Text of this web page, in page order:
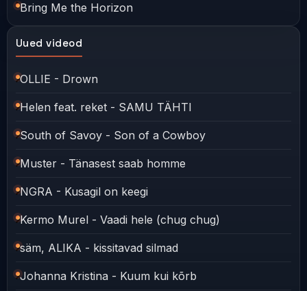
Bring Me the Horizon
Uued videod
OLLIE - Drown
Helen feat. reket - SAMU TÄHTI
South of Savoy - Son of a Cowboy
Muster - Tänasest saab homme
NGRA - Kusagil on keegi
Kermo Murel - Vaadi hele (chug chug)
säm, ALIKA - kissitavad silmad
Johanna Kristina - Kuum kui kõrb